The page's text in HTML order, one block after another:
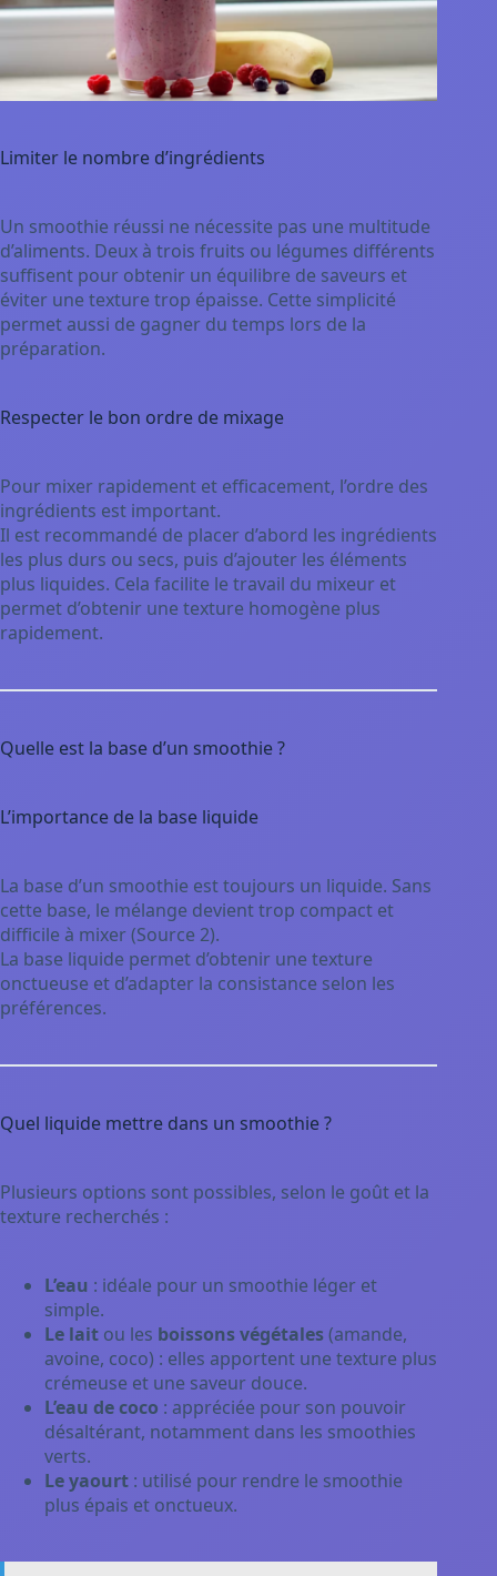
Limiter le nombre d’ingrédients
Un smoothie réussi ne nécessite pas une multitude
d’aliments. Deux à trois fruits ou légumes différents
suffisent pour obtenir un équilibre de saveurs et
éviter une texture trop épaisse. Cette simplicité
permet aussi de gagner du temps lors de la
préparation.
Respecter le bon ordre de mixage
Pour mixer rapidement et efficacement, l’ordre des
ingrédients est important.
Il est recommandé de placer d’abord les ingrédients
les plus durs ou secs, puis d’ajouter les éléments
plus liquides. Cela facilite le travail du mixeur et
permet d’obtenir une texture homogène plus
rapidement.
Quelle est la base d’un smoothie ?
L’importance de la base liquide
La base d’un smoothie est toujours un liquide. Sans
cette base, le mélange devient trop compact et
difficile à mixer (Source 2).
La base liquide permet d’obtenir une texture
onctueuse et d’adapter la consistance selon les
préférences.
Quel liquide mettre dans un smoothie ?
Plusieurs options sont possibles, selon le goût et la
texture recherchés :
L’eau : idéale pour un smoothie léger et
simple.
Le lait ou les boissons végétales(amande,
avoine, coco) : elles apportent une texture plus
crémeuse et une saveur douce.
L’eau de coco : appréciée pour son pouvoir
désaltérant, notamment dans les smoothies
verts.
Le yaourt : utilisé pour rendre le smoothie
plus épais et onctueux.